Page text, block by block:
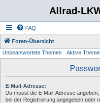
Allrad-
FAQ
Foren-Übersicht
Unbeantwortete Themen Aktive
E-Mail-Adresse:
Du musst die E-Mail-Adresse
bei der Registrierung angegeben oder